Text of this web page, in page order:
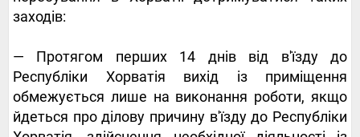
заходів:
— Протягом перших 14 днів від в'їзду до
Республіки Хорватія вихід із приміщення
обмежується лише на виконання роботи, якщо
йдеться про ділову причину в'їзду до Республіки